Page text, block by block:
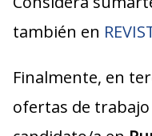
también en
Finalmente, en
ofertas de